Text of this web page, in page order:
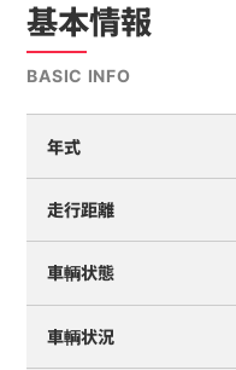
基本情報
BASIC INFO
年式
走行距離
車輌状態
車輌状況